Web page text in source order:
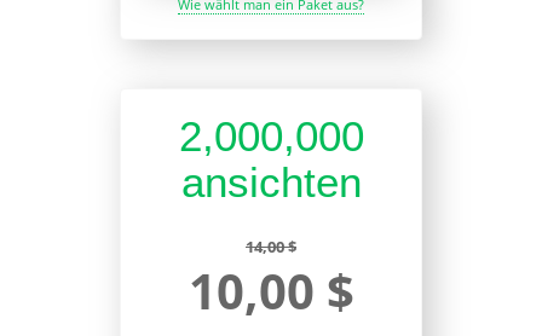
Wie wählt man ein Paket aus?
2,000,000
ansichten
14,00 $
10,00 $